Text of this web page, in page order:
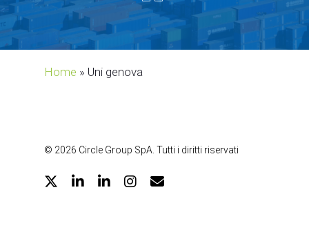
Home » Uni genova
© 2026 Circle Group SpA. Tutti i diritti riservati
twitter linkedingoogle-instagram
email